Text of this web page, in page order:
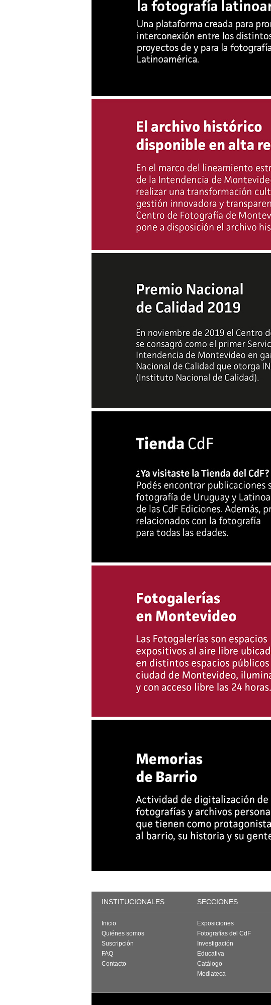
INSTITUCIONALES SECCIONES
Inicio
Quiénes somos
Suscripción
FAQ
Contacto
Exposiciones
Fotografías del CdF
Investigación
Educativa
Catálogo
Mediateca